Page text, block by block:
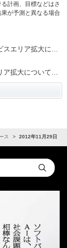
計画、目標などはさ
が予測と異なる場合
スエリア拡大に…
ア拡大について…
ス 2012年11月29日
Submit